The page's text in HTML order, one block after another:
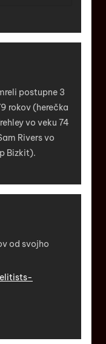
postupne 3
rokov (herečka
vo veku 74
Rivers vo
Bizkit).
od svojho
elitists-